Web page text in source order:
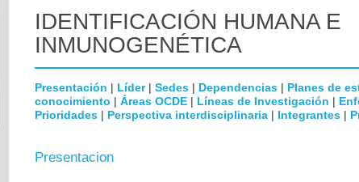
IDENTIFICACIÓN HUMANA E
INMUNOGENÉTICA
Presentación | Líder| Sedes | Dependencias | Planes de
conocimiento | Áreas OCDE | Líneas de Investigación |
Prioridades | Perspectiva interdisciplinaria | Integrantes |
Presentacion